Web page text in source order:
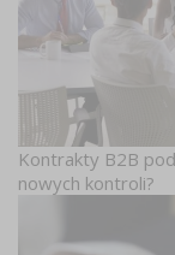
Kontrakty B2B
nowych kontroli?